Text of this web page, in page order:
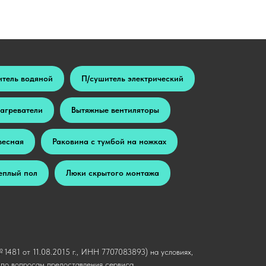
водяной П/сушитель электрический
Вытяжные вентиляторы
Раковина с тумбой на ножках
пол Люки скрытого монтажа
от 11.08.2015 г., ИНН 7707083893) на условиях,